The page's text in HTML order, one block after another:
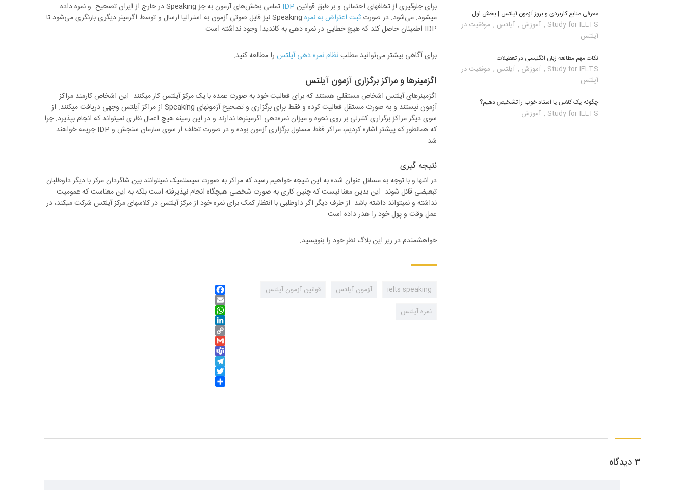
برای جلوگیری از تخلفهای احتمالی و بر طبق قوانین IDP
تمامی بخش‌های آزمون به جز Speaking در خارج از ایران تصحیح و نمره داده
میشود. می‌شود. در صورت ثبت اعتراض به نمره
Speaking نیز فایل صوتی آزمون به استرالیا ارسال و توسط اگزمینر دیگری بازنگری می‌شود تا
IDP اطمینان حاصل کند که هیچ خطایی در نمره دهی به کاندیدا وجود نداشته است.
برای آگاهی بیشتر می‌توانید مطلبنظام نمره دهی آیلتس را مطالعه کنید.
اگزمینرها و مراکز برگزاری آزمون آیلتس
اگزمینرهای آیلتس اشخاص مستقلی هستند که برای فعالیت خود به صورت عمده با یک مرکز آیلتس کار میکنند. این اشخاص کارمند مراکز
آزمون نیستند و به صورت مستقل فعالیت کرده و فقط برای برگزاری و تصحیح آزمونهای Speaking از مراکز آیلتس وجهی دریافت میکنند. از
سوی دیگر مراکز برگزاری کنترلی بر روی نحوه و میزان نمره‌دهی اگزمینرها ندارند و در این زمینه هیچ اعمال نظری نمیتواند که انجام بپذیرد. چرا
که همانطور که پیشتر اشاره کردیم، مراکز فقط مسئول برگزاری آزمون بوده و در صورت تخلف از سوی سازمان سنجش و IDP جریمه خواهند
شد.
نتیجه گیری
در انتها و با توجه به مسائل عنوان شده به این نتیجه خواهیم رسید که مراکز به صورت سیستمیک نمیتوانند بین شاگردان مرکز با دیگر داوطلبان
تبعیضی قائل شوند. این بدین معنا نیست که چنین کاری به صورت شخصی هیچگاه انجام نپذیرفته است بلکه به این معناست که عمومیت
نداشته و نمیتواند داشته باشد. از طرف دیگر اگر داوطلبی با انتظار کمک برای نمره خود از مرکز آیلتس در کلاسهای مرکز آیلتس شرکت میکند، در
عمل وقت و پول خود را هدر داده است.
خواهشمندم در زیر این بلاگ نظر خود را بنویسید.
Facebook
Email
WhatsApp
LinkedIn
Copy
Link
Gmail
Teams
Telegram
Twitter
ielts speaking آزمون آیلتس
قوانین آزمون آیلتس
نمره آیلتس
معرفی منابع کاربردی و بروز آزمون آیلتس | بخش اول
Study for IELTS
, آموزش , آیلتس , موفقیت در
آیلتس
نکات مهم مطالعه زبان انگلیسی در تعطیلات
Study for IELTS
, آموزش , آیلتس , موفقیت در
آیلتس
چگونه یک کلاس یا استاد خوب را تشخیص دهیم؟
Study for IELTS
, آموزش
3 دیدگاه